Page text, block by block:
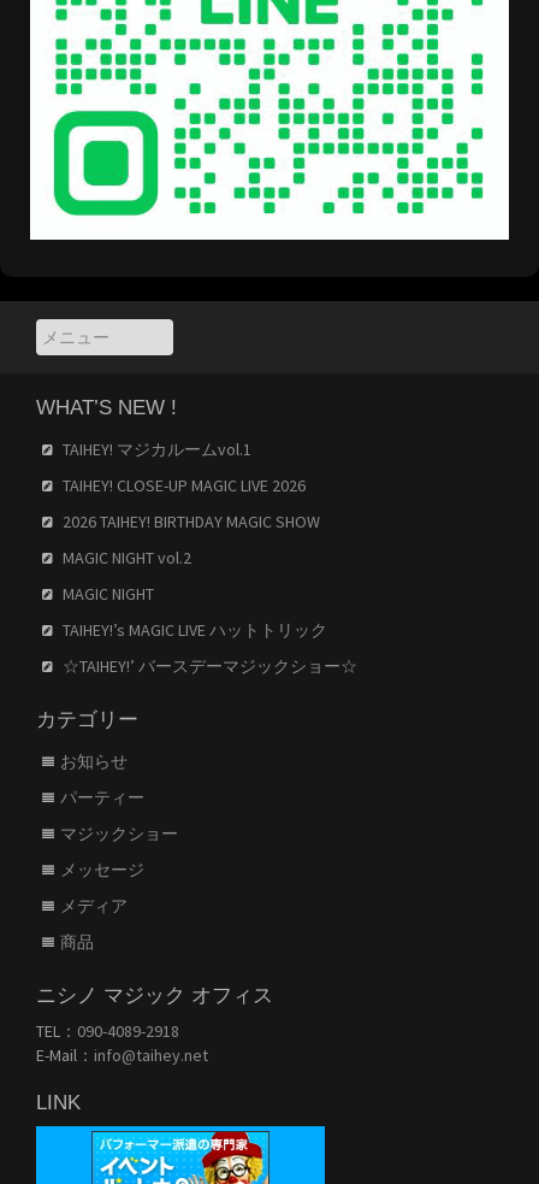
WHAT’S NEW !
TAIHEY! マジカルームvol.1
TAIHEY! CLOSE-UP MAGIC LIVE 2026
2026 TAIHEY! BIRTHDAY MAGIC SHOW
MAGIC NIGHT vol.2
MAGIC NIGHT
TAIHEY!’s MAGIC LIVE ハットトリック
☆TAIHEY!’ バースデーマジックショー☆
カテゴリー
お知らせ
パーティー
マジックショー
メッセージ
メディア
商品
ニシノ マジック オフィス
TEL： 090-4089-2918
E-Mail： info@taihey.net
LINK